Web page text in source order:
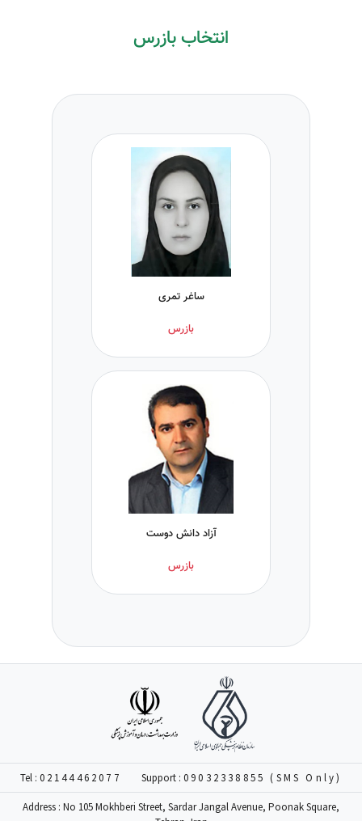
انتخاب بازرس
ساغر تمری
بازرس
آزاد دانش دوست
بازرس
Tel : 02144462077 Support : 09032338855 (SMS Only)
Address : No 105 Mokhberi Street, Sardar Jangal Avenue, Poonak Square,